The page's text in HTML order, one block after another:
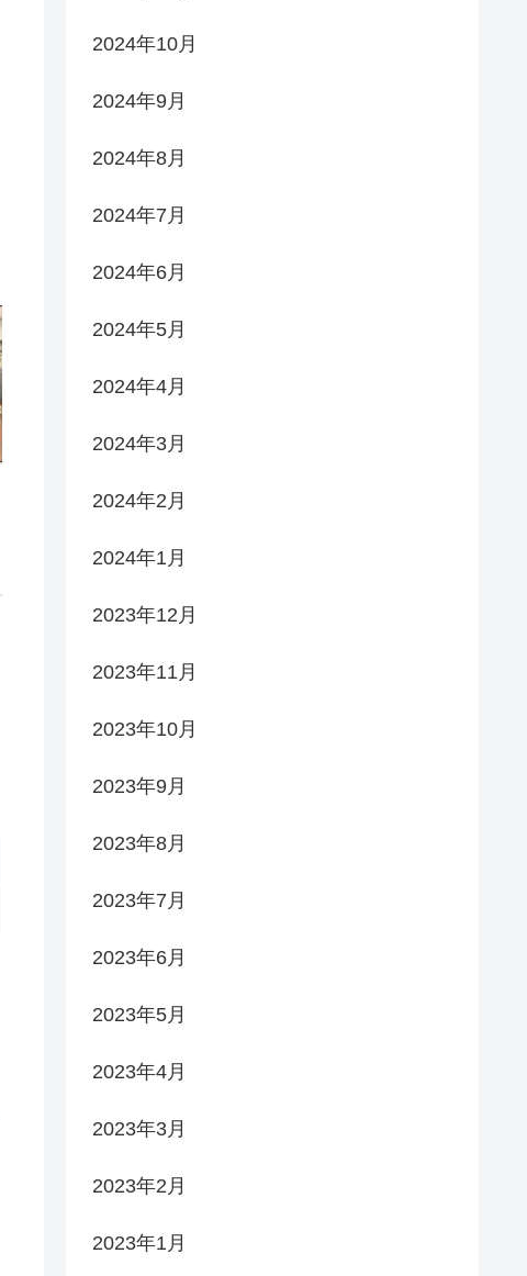
2024年10月
2024年9月
2024年8月
2024年7月
2024年6月
2024年5月
2024年4月
2024年3月
2024年2月
2024年1月
2023年12月
2023年11月
2023年10月
2023年9月
2023年8月
2023年7月
2023年6月
2023年5月
2023年4月
2023年3月
2023年2月
2023年1月